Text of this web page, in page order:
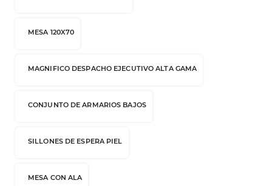
MESA 120X70
MAGNIFICO DESPACHO EJECUTIVO ALTA GAMA
CONJUNTO DE ARMARIOS BAJOS
SILLONES DE ESPERA PIEL
MESA CON ALA